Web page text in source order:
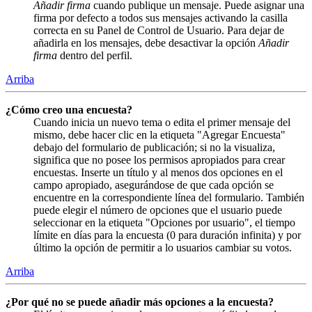
Añadir firma cuando publique un mensaje. Puede asignar una
firma por defecto a todos sus mensajes activando la casilla
correcta en su Panel de Control de Usuario. Para dejar de
añadirla en los mensajes, debe desactivar la opción Añadir
firma dentro del perfil.
Arriba
¿Cómo creo una encuesta?
Cuando inicia un nuevo tema o edita el primer mensaje del
mismo, debe hacer clic en la etiqueta "Agregar Encuesta"
debajo del formulario de publicación; si no la visualiza,
significa que no posee los permisos apropiados para crear
encuestas. Inserte un título y al menos dos opciones en el
campo apropiado, asegurándose de que cada opción se
encuentre en la correspondiente línea del formulario. También
puede elegir el número de opciones que el usuario puede
seleccionar en la etiqueta "Opciones por usuario", el tiempo
límite en días para la encuesta (0 para duración infinita) y por
último la opción de permitir a lo usuarios cambiar su votos.
Arriba
¿Por qué no se puede añadir más opciones a la encuesta?